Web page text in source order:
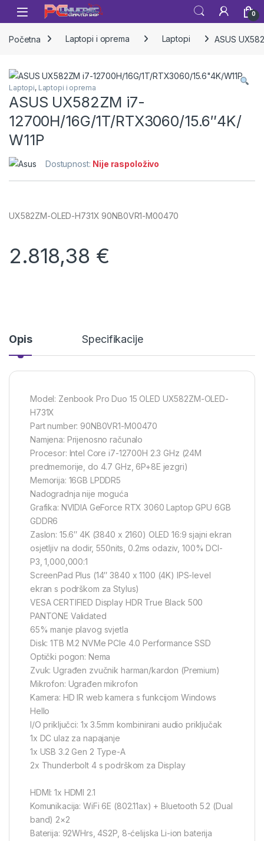
Skip to navigation
Skip to content
Open 0
Početna Laptopi i oprema Laptopi ASUS
Laptopi, Laptopi i oprema
ASUS UX582ZM i7-
12700H/16G/1T/RTX3060/15.6″4K/
W11P
Dostupnost: Nije raspoloživo
UX582ZM-OLED-H731X 90NB0VR1-M00470
2.818,38 €
Opis Specifikacije
Model: Zenbook Pro Duo 15 OLED UX582ZM-OLED-
H731X
Part number: 90NB0VR1-M00470
Namjena: Prijenosno računalo
Procesor: Intel Core i7-12700H 2.3 GHz (24M
predmemorije, do 4.7 GHz, 6P+8E jezgri)
Memorija: 16GB LPDDR5
Nadogradnja nije moguća
Grafika: NVIDIA GeForce RTX 3060 Laptop GPU 6GB
GDDR6
Zaslon: 15.6″ 4K (3840 x 2160) OLED 16:9 sjajni ekran
osjetljiv na dodir, 550nits, 0.2ms odaziv, 100% DCI-
P3, 1,000,000:1
ScreenPad Plus (14″ 3840 x 1100 (4K) IPS-level
ekran s podrškom za Stylus)
VESA CERTIFIED Display HDR True Black 500
PANTONE Validated
65% manje plavog svjetla
Disk: 1TB M.2 NVMe PCIe 4.0 Performance SSD
Optički pogon: Nema
Zvuk: Ugrađen zvučnik harman/kardon (Premium)
Mikrofon: Ugrađen mikrofon
Kamera: HD IR web kamera s funkcijom Windows
Hello
I/O priključci: 1x 3.5mm kombinirani audio priključak
1x DC ulaz za napajanje
1x USB 3.2 Gen 2 Type-A
2x Thunderbolt 4 s podrškom za Display
HDMI: 1x HDMI 2.1
Komunikacija: WiFi 6E (802.11ax) + Bluetooth 5.2 (Dual
band) 2×2
Baterija: 92WHrs, 4S2P, 8-ćelijska Li-ion baterija